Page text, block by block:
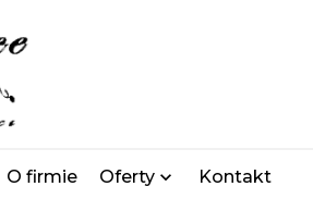
O firmie Oferty Kontakt